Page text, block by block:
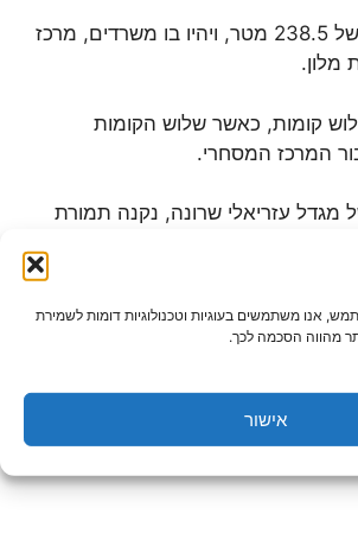
אנו משתמשים בעוגיות וטכנולוגיות דומות לשמירת
מהווה הסכמה לכך.
אישור
הוא מגיע לגובה של 238.5 מטר, ויהיו בו משרדים, מרכז
מלון.
קומות, כאשר שלוש הקומות
המרכז המסחרי.
מגדל עזריאלי שרונה, נקנה תמורת
2,400 מטר רבוע.
בחמש קומות של המגדל, ייפתח בית מלון, עם 160